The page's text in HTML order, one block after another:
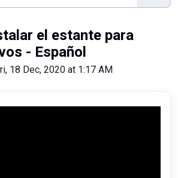
el estante para
- Español
18 Dec, 2020 at 1:17 AM